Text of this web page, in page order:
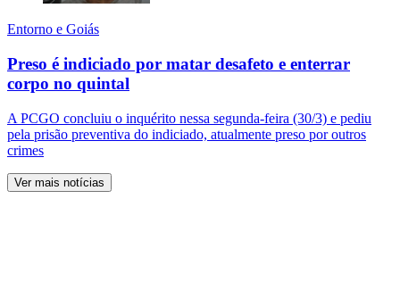
Entorno e Goiás
Preso é indiciado por matar desafeto e enterrar
corpo no quintal
A PCGO concluiu o inquérito nessa segunda-feira (30/3) e pediu
pela prisão preventiva do indiciado, atualmente preso por outros
crimes
Ver mais notícias